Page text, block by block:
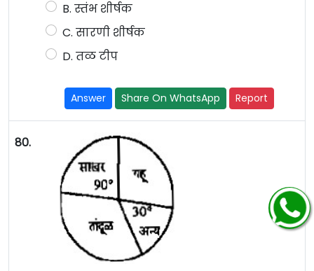
B. स्तंभ शीर्षक
C. सारणी शीर्षक
D. तळ टीप
Answer Share On WhatsApp Report
80.